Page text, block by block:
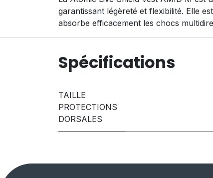
garantissant légèreté et flexibilité. Elle
absorbe efficacement les chocs
Spécifications
TAILLE
PROTECTIONS
DORSALES